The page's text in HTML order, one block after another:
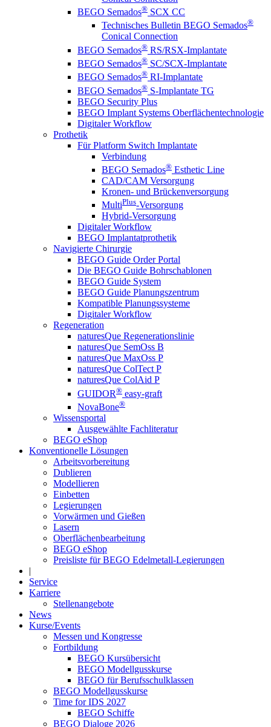
BEGO Semados® SCX CC
Technisches Bulletin BEGO Semados®
Conical Connection
BEGO Semados® RS/RSX-Implantate
BEGO Semados® SC/SCX-Implantate
BEGO Semados® RI-Implantate
BEGO Semados® S-Implantate TG
BEGO Security Plus
BEGO Implant Systems Oberflächentechnologie
Digitaler Workflow
Prothetik
Für Platform Switch Implantate
Verbindung
BEGO Semados® Esthetic Line
CAD/CAM Versorgung
Kronen- und Brückenversorgung
MultiPlus-Versorgung
Hybrid-Versorgung
Digitaler Workflow
BEGO Implantatprothetik
Navigierte Chirurgie
BEGO Guide Order Portal
Die BEGO Guide Bohrschablonen
BEGO Guide System
BEGO Guide Planungszentrum
Kompatible Planungssysteme
Digitaler Workflow
Regeneration
naturesQue Regenerationslinie
naturesQue SemOss B
naturesQue MaxOss P
naturesQue ColTect P
naturesQue ColAid P
GUIDOR® easy-graft
NovaBone®
Wissensportal
Ausgewählte Fachliteratur
BEGO eShop
Konventionelle Lösungen
Arbeitsvorbereitung
Dublieren
Modellieren
Einbetten
Legierungen
Vorwärmen und Gießen
Lasern
Oberflächenbearbeitung
BEGO eShop
Preisliste für BEGO Edelmetall-Legierungen
|
Service
Karriere
Stellenangebote
News
Kurse/Events
Messen und Kongresse
Fortbildung
BEGO Kursübersicht
BEGO Modellgusskurse
BEGO für Berufsschulklassen
BEGO Modellgusskurse
Time for IDS 2027
BEGO Schiffe
BEGO Dialoge 2026